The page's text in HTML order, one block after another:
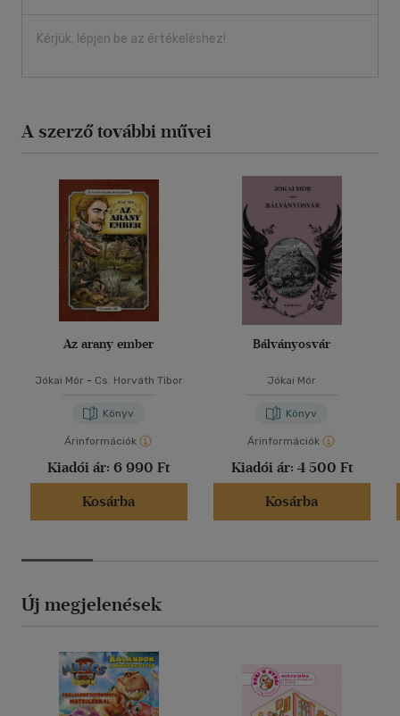
Kérjük, lépjen be az értékeléshez!
A szerző további művei
Az arany ember
Jókai Mór - Cs. Horváth Tibor
Könyv
Árinformációk
Kiadói ár: 6 990 Ft
Kosárba
Bálványosvár
Jókai Mór
Könyv
Árinformációk
Kiadói ár: 4 500 Ft
Kosárba
Új megjelenések